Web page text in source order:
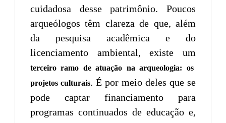
cuidadosa desse patrimônio. Poucos
arqueólogos têm clareza de que, além
da pesquisa acadêmica e do
licenciamento ambiental, existe um
terceiro ramo de atuação na arqueologia: os
projetos culturais. É por meio deles que se
pode captar financiamento para
programas continuados de educação e,